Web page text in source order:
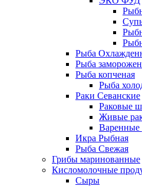
Рыба
Рыба
Рыба копченая
Рыба
Раки Севанские
Раковые
Живые
Варенные
Икра Рыбная
Рыба Свежая
Грибы маринованные
Кисломолочные
Сыры